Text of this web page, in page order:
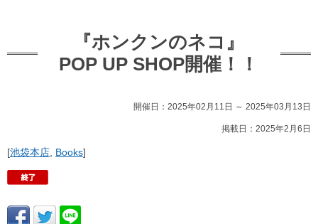
『ホンクンのネコ』
POP UP SHOP開催！！
開催日：2025年02月11日 ～ 2025年03月13日
掲載日：2025年2月6日
[池袋本店 Books]